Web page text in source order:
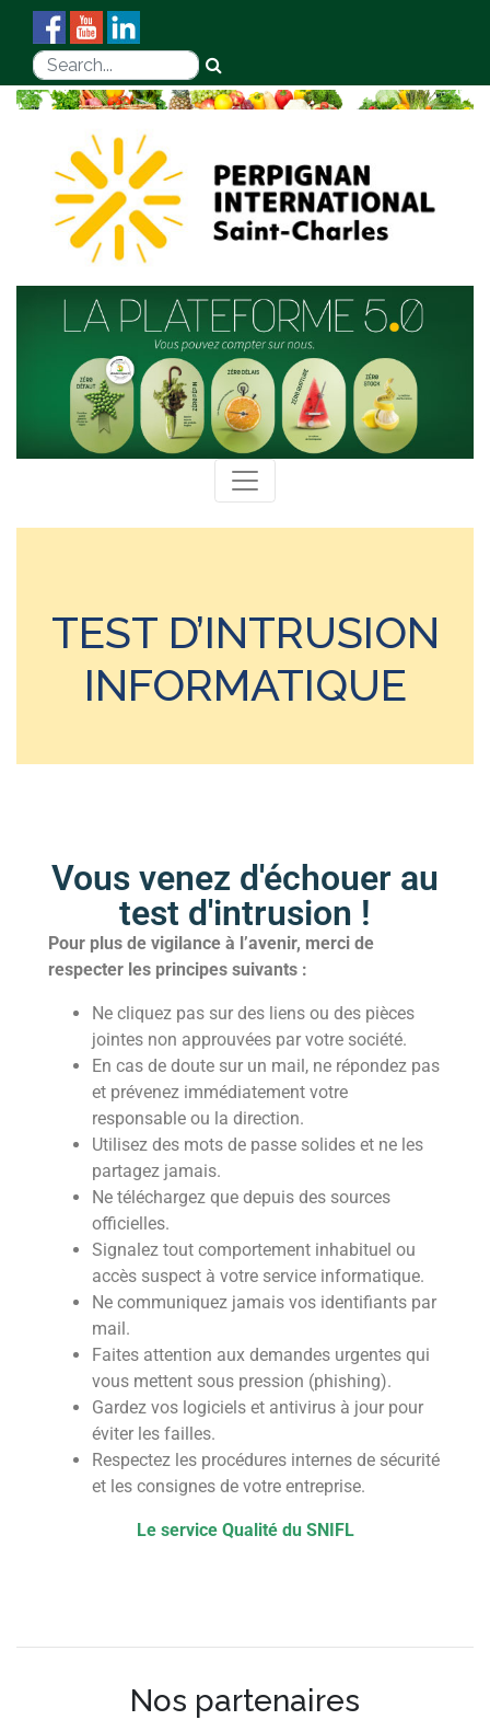
TEST D’INTRUSION
INFORMATIQUE
Vous venez d'échouer au
test d'intrusion !
Pour plus de vigilance à l’avenir, merci de
respecter les principes suivants :
Ne cliquez pas sur des liens ou des pièces
jointes non approuvées par votre société.
En cas de doute sur un mail, ne répondez pas
et prévenez immédiatement votre
responsable ou la direction.
Utilisez des mots de passe solides et ne les
partagez jamais.
Ne téléchargez que depuis des sources
officielles.
Signalez tout comportement inhabituel ou
accès suspect à votre service informatique.
Ne communiquez jamais vos identifiants par
mail.
Faites attention aux demandes urgentes qui
vous mettent sous pression (phishing).
Gardez vos logiciels et antivirus à jour pour
éviter les failles.
Respectez les procédures internes de sécurité
et les consignes de votre entreprise.
Le service Qualité du SNIFL
Nos partenaires